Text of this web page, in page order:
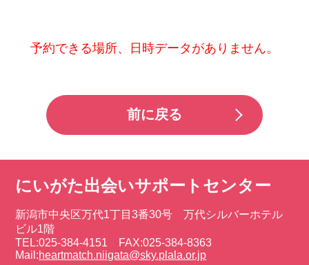
予約できる場所、日時データがありません。
前に戻る
にいがた出会いサポートセンター
新潟市中央区万代1丁目3番30号 万代シルバーホテル
ビル1階
TEL:025-384-4151 FAX:025-384-8363
Mail:heartmatch.niigata@sky.plala.or.jp